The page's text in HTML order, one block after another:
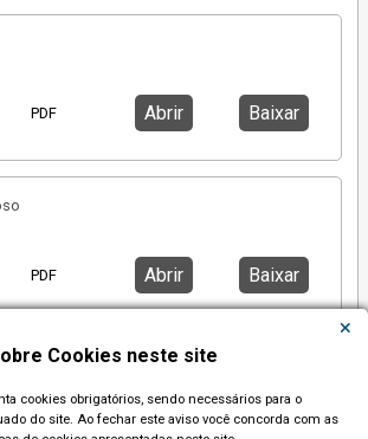
PDF Abrir Baixar
PDF Abrir Baixar
Cookies neste site
cookies obrigatórios, sendo necessários para o
do site. Ao fechar este aviso você concorda com as